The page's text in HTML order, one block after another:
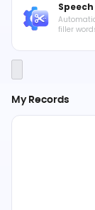
filler
My Records